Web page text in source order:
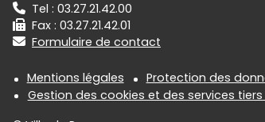
Tel : 03.27.21.42.00
Fax : 03.27.21.42.01
Formulaire de contact
Informations
Mentions légales
Protection des
Gestion des cookies et des services tiers